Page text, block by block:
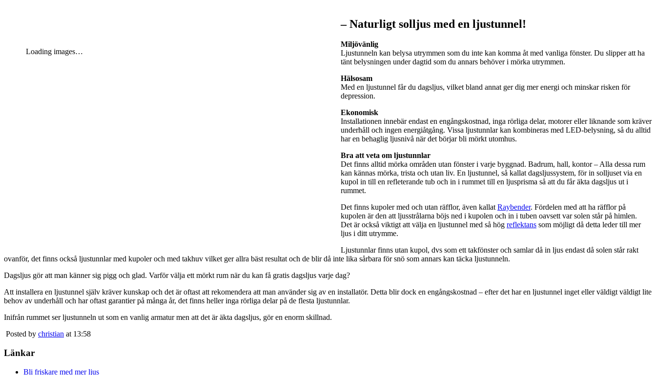
Loading images…
– Naturligt solljus med en ljustunnel!
Miljövänlig
Ljustunneln kan belysa utrymmen som du inte kan komma åt med vanliga fönster. Du slipper att ha
tänt belysningen under dagtid som du annars behöver i mörka utrymmen.
Hälsosam
Med en ljustunnel får du dagsljus, vilket bland annat ger dig mer energi och minskar risken för
depression.
Ekonomisk
Installationen innebär endast en engångskostnad, inga rörliga delar, motorer eller liknande som kräver
underhåll och ingen energiåtgång. Vissa ljustunnlar kan kombineras med LED-belysning, så du alltid
har en behaglig ljusnivå när det börjar bli mörkt utomhus.
Bra att veta om ljustunnlar
Det finns alltid mörka områden utan fönster i varje byggnad. Badrum, hall, kontor – Alla dessa rum
kan kännas mörka, trista och utan liv. En ljustunnel, så kallat dagsljussystem, för in solljuset via en
kupol in till en refleterande tub och in i rummet till en ljusprisma så att du får äkta dagsljus ut i
rummet.
Det finns kupoler med och utan räfflor, även kallatRaybender. Fördelen med att ha räfflor på
kupolen är den att ljusstrålarna böjs ned i kupolen och in i tuben oavsett var solen står på himlen.
Det är också viktigt att välja en ljustunnel med så hög reflektans som möjligt då detta leder till mer
ljus i ditt utrymme.
Ljustunnlar finns utan kupol, dvs som ett takfönster och samlar då in ljus endast då solen står rakt
ovanför, det finns också ljustunnlar med kupoler och med takhuv vilket ger allra bäst resultat och de blir då inte lika sårbara för snö som annars kan täcka ljustunneln.
Dagsljus gör att man känner sig pigg och glad. Varför välja ett mörkt rum när du kan få gratis dagsljus varje dag?
Att installera en ljustunnel själv kräver kunskap och det är oftast att rekomendera att man använder sig av en installatör. Detta blir dock en engångskostnad – efter det har en ljustunnel inget eller väldigt väldigt lite
behov av underhåll och har oftast garantier på många år, det finns heller inga rörliga delar på de flesta ljustunnlar.
Inifrån rummet ser ljustunneln ut som en vanlig armatur men att det är äkta dagsljus, gör en enorm skillnad.
Posted by christian at 13:58
Länkar
Bli friskare med mer ljus